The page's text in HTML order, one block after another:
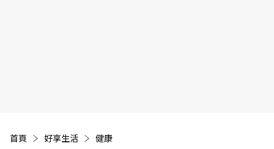
首頁 好享生活 健康